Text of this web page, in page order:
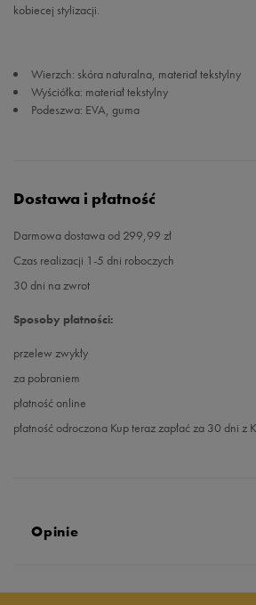
kobiecej stylizacji.
Wierzch: skóra naturalna, materiał tekstylny
Wyściółka: materiał tekstylny
Podeszwa: EVA, guma
Dostawa i płatność
Darmowa dostawa od 299,99 zł
Czas realizacji 1-5 dni roboczych
30 dni na zwrot
Sposoby płatności:
przelew zwykły
za pobraniem
płatność online
płatność odroczona Kup teraz zapłać za 30 dni z
Opinie